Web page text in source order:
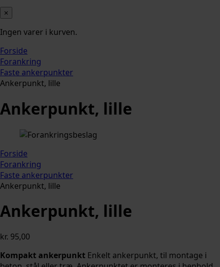
×
Ingen varer i kurven.
Forside
Forankring
Faste ankerpunkter
Ankerpunkt, lille
Ankerpunkt, lille
Forside
Forankring
Faste ankerpunkter
Ankerpunkt, lille
Ankerpunkt, lille
kr. 95,00
Kompakt ankerpunkt Enkelt ankerpunkt, til montage i